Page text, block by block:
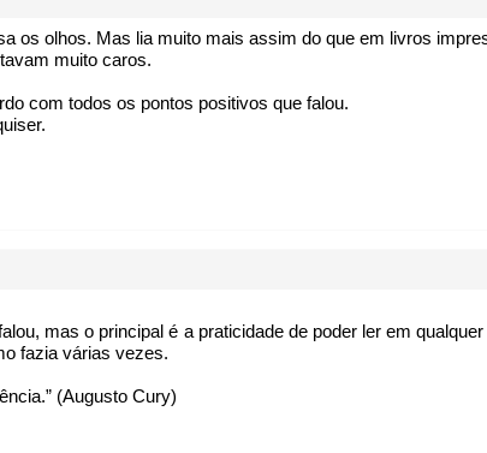
os olhos. Mas lia muito mais assim do que em livros
muito caros.
com todos os pontos positivos que falou.
mas o principal é a praticidade de poder ler em qualquer
fazia várias vezes.
(Augusto Cury)